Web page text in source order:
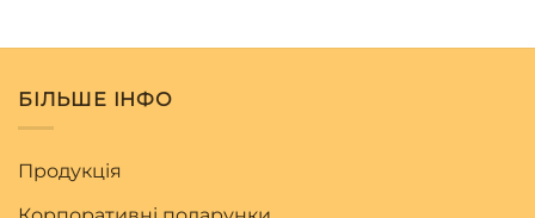
БІЛЬШЕ ІНФО
Продукція